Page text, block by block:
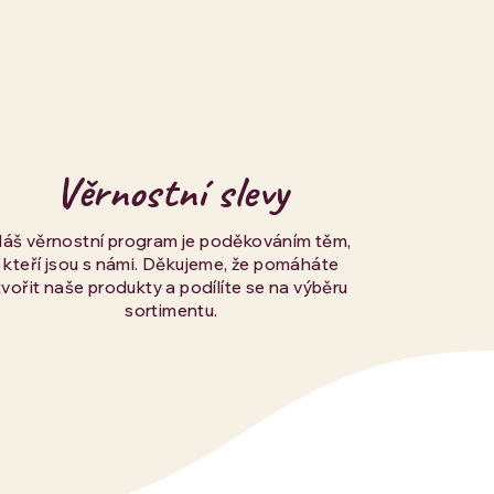
Věrnostní slevy
věrnostní program je poděkováním těm,
kteří jsou s námi. Děkujeme, že pomáháte
naše produkty a podílíte se na výběru
sortimentu.